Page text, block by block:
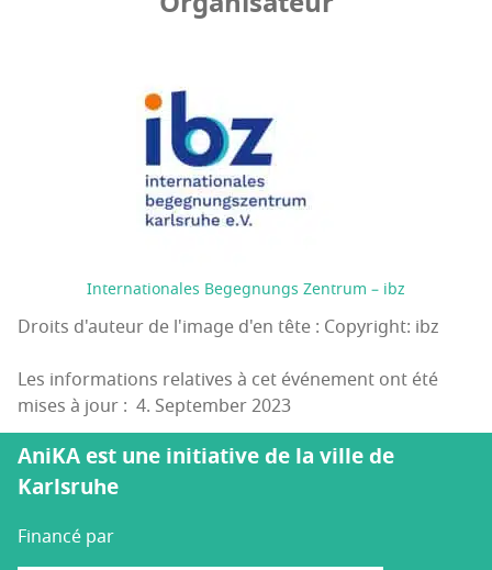
Internationales Begegnungs Zentrum – ibz
Droits d'auteur de l'image d'en tête : Copyright: ibz
Les informations relatives à cet événement ont été
mises à jour : 4. September 2023
AniKA est une initiative de la ville de
Karlsruhe
Financé par